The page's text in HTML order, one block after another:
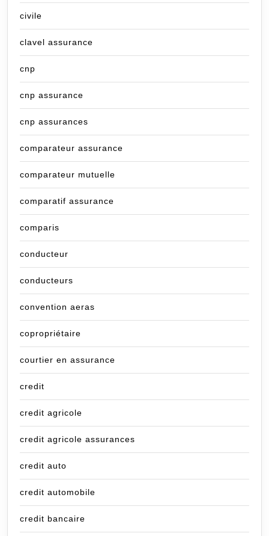
civile
clavel assurance
cnp
cnp assurance
cnp assurances
comparateur assurance
comparateur mutuelle
comparatif assurance
comparis
conducteur
conducteurs
convention aeras
copropriétaire
courtier en assurance
credit
credit agricole
credit agricole assurances
credit auto
credit automobile
credit bancaire